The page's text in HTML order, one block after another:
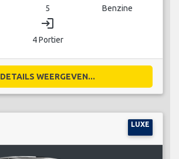
5 Benzine
login
4 Portier
DETAILS WEERGEVEN...
LUXE